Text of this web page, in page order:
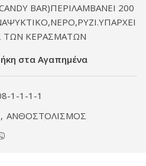
BAR)ΠΕΡΙΛΑΜΒΑΝΕΙ 200
ΤΩΝ ΚΕΡΑΣΜΑΤΩΝ
στα Αγαπημένα
1-1-1-1
, ΑΝΘΟΣΤΟΛΙΣΜΟΣ